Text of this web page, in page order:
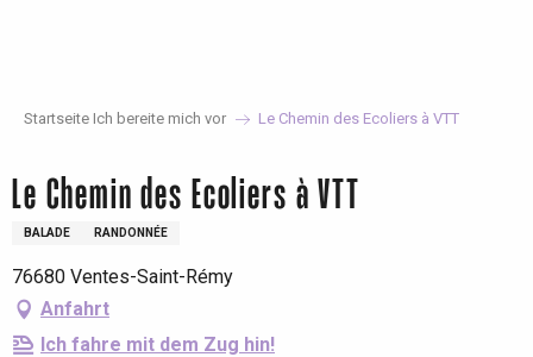
Startseite Ich bereite mich vor Le Chemin des Ecoliers à VTT
Le Chemin des Ecoliers à VTT
BALADE RANDONNÉE
76680 Ventes-Saint-Rémy
Anfahrt
Ich fahre mit dem Zug hin!